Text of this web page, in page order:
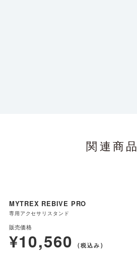
（ON / OFF）
充電ポート
関連商品
MYTREX REBIVE PRO
専用アクセサリスタンド
販売価格
¥10,560 (税込み)